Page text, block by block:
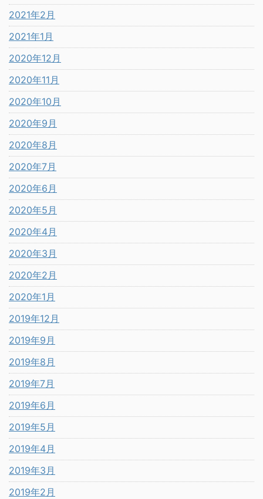
2021年2月
2021年1月
2020年12月
2020年11月
2020年10月
2020年9月
2020年8月
2020年7月
2020年6月
2020年5月
2020年4月
2020年3月
2020年2月
2020年1月
2019年12月
2019年9月
2019年8月
2019年7月
2019年6月
2019年5月
2019年4月
2019年3月
2019年2月